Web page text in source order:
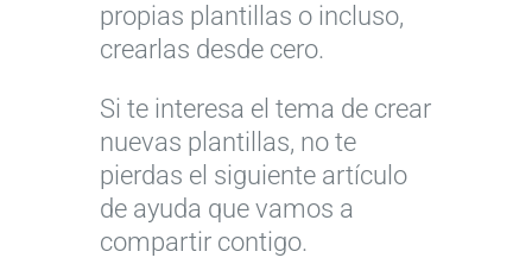
propias plantillas o incluso,
crearlas desde cero.
Si te interesa el tema de crear
nuevas plantillas, no te
pierdas el siguiente artículo
de ayuda que vamos a
compartir contigo.